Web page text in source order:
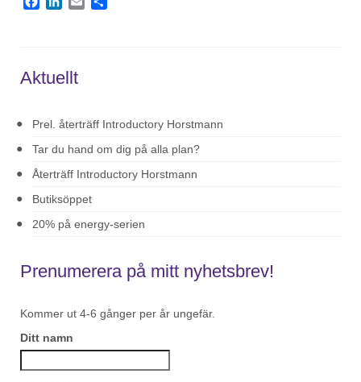
Aktuellt
Prel. återträff Introductory Horstmann
Tar du hand om dig på alla plan?
Återträff Introductory Horstmann
Butiksöppet
20% på energy-serien
Prenumerera på mitt nyhetsbrev!
Kommer ut 4-6 gånger per år ungefär.
Ditt namn